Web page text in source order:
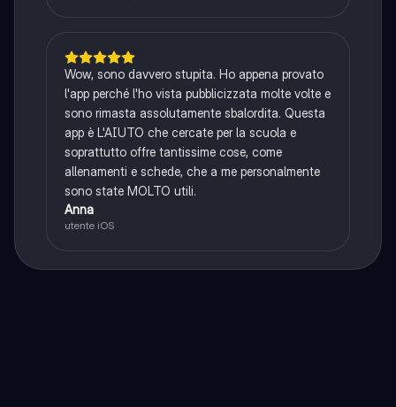
Wow, sono davvero stupita. Ho appena provato
l'app perché l'ho vista pubblicizzata molte volte e
sono rimasta assolutamente sbalordita. Questa
app è L'AIUTO che cercate per la scuola e
soprattutto offre tantissime cose, come
allenamenti e schede, che a me personalmente
sono state MOLTO utili.
Anna
utente iOS